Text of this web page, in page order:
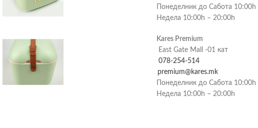
Понеделник до Сабота
Недела 10:00h – 20:00h
Kares Premium
East Gate Mall -01 кат
078-254-514
premium@kares.mk
Понеделник до Сабота
Недела 10:00h – 20:00h